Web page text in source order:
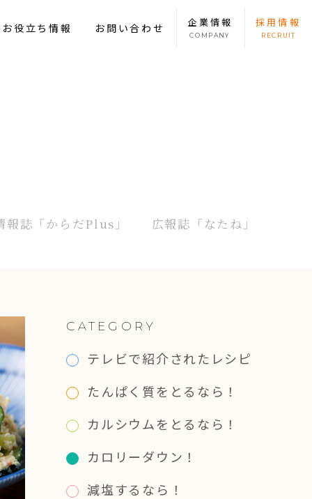
役立ち情報 お問い合わせ 企業情報
COMPANY
採用情報
RECRUIT
報誌 「からだPlus」 広報誌 「なたね」
CATEGORY
テレビで紹介されたレシピ
たんぱく質をとるなら！
カルシウムをとるなら！
カロリーダウン！
減塩するなら！